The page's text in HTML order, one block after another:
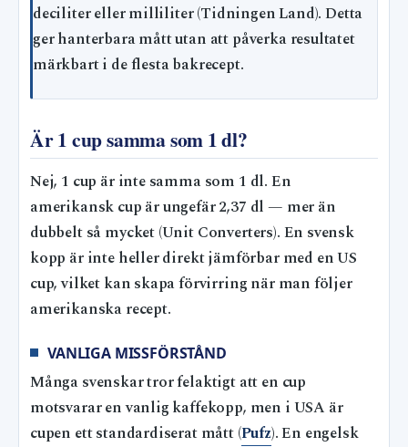
deciliter eller milliliter (Tidningen Land). Detta
ger hanterbara mått utan att påverka resultatet
märkbart i de flesta bakrecept.
Är 1 cup samma som 1 dl?
Nej, 1 cup är inte samma som 1 dl. En
amerikansk cup är ungefär 2,37 dl — mer än
dubbelt så mycket (Unit Converters). En svensk
kopp är inte heller direkt jämförbar med en US
cup, vilket kan skapa förvirring när man följer
amerikanska recept.
VANLIGA MISSFÖRSTÅND
Många svenskar tror felaktigt att en cup
motsvarar en vanlig kaffekopp, men i USA är
cupen ett standardiserat mått (Pufz). En engelsk